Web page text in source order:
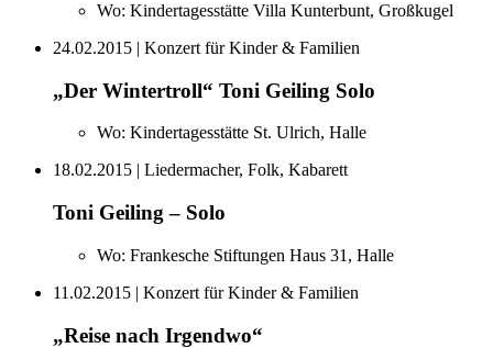
Wo: Kindertagesstätte Villa Kunterbunt, Großkugel
24.02.2015 | Konzert für Kinder & Familien
„Der Wintertroll“ Toni Geiling Solo
Wo: Kindertagesstätte St. Ulrich, Halle
18.02.2015 | Liedermacher, Folk, Kabarett
Toni Geiling – Solo
Wo: Frankesche Stiftungen Haus 31, Halle
11.02.2015 | Konzert für Kinder & Familien
„Reise nach Irgendwo“